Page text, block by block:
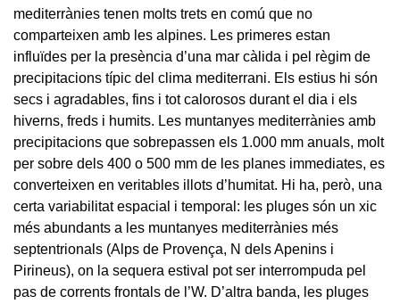
mediterrànies tenen molts trets en comú que no
comparteixen amb les alpines. Les primeres estan
influïdes per la presència d’una mar càlida i pel règim de
precipitacions típic del clima mediterrani. Els estius hi són
secs i agradables, fins i tot calorosos durant el dia i els
hiverns, freds i humits. Les muntanyes mediterrànies amb
precipitacions que sobrepassen els 1.000 mm anuals, molt
per sobre dels 400 o 500 mm de les planes immediates, es
converteixen en veritables illots d’humitat. Hi ha, però, una
certa variabilitat espacial i temporal: les pluges són un xic
més abundants a les muntanyes mediterrànies més
septentrionals (Alps de Provença, N dels Apenins i
Pirineus), on la sequera estival pot ser interrompuda pel
pas de corrents frontals de l’W. D’altra banda, les pluges